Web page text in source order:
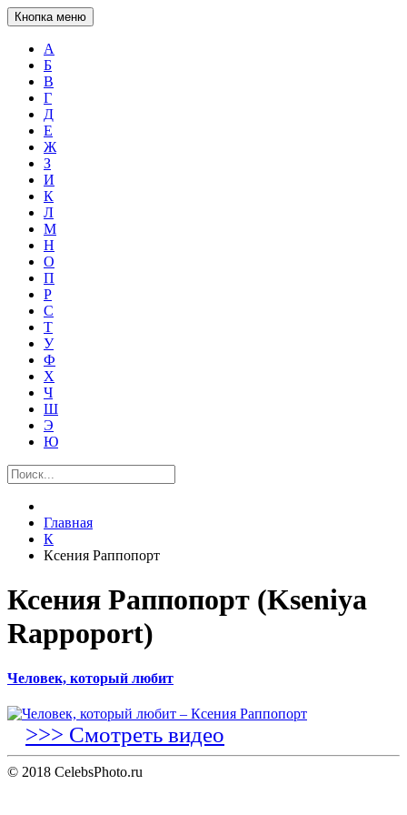
Кнопка меню
А
Б
В
Г
Д
Е
Ж
З
И
К
Л
М
Н
О
П
Р
С
Т
У
Ф
Х
Ч
Ш
Э
Ю
Главная
К
Ксения Раппопорт
Ксения Раппопорт (Kseniya
Rappoport)
Человек, который любит
>>> Смотреть видео
© 2018 CelebsPhoto.ru